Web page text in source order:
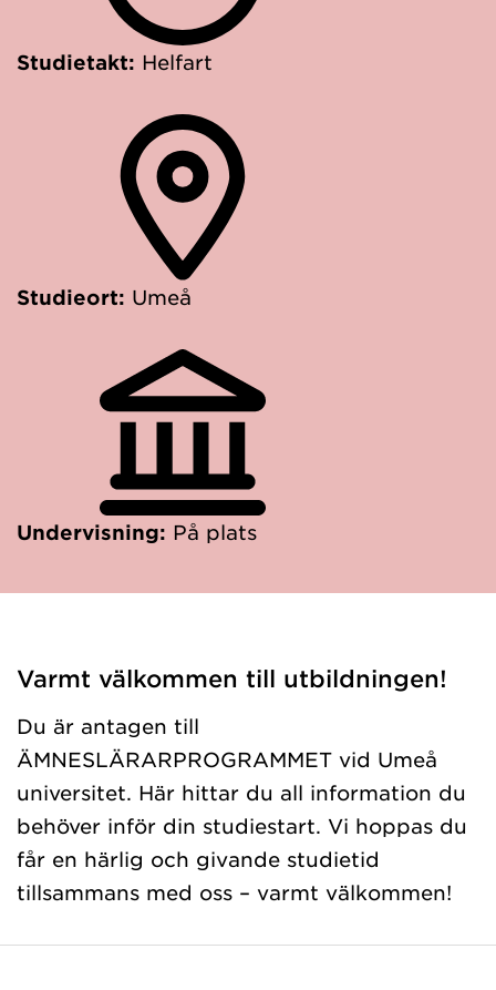
Studietakt: Helfart
Studieort: Umeå
Undervisning: På plats
Varmt välkommen till utbildningen!
Du är antagen till
ÄMNESLÄRARPROGRAMMET vid Umeå
universitet. Här hittar du all information du
behöver inför din studiestart. Vi hoppas du
får en härlig och givande studietid
tillsammans med oss – varmt välkommen!